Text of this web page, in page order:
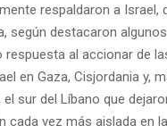
respaldaron a Israel,
según destacaron
respuesta al accionar de
en Gaza, Cisjordania y,
sur del Líbano que
cada vez más aislada en